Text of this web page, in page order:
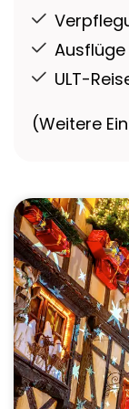
ULT-
(Weitere